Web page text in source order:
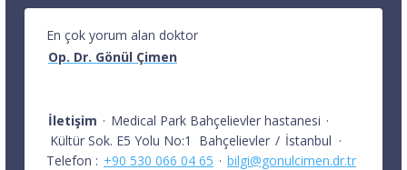
En çok yorum alan doktor
Op. Dr. Gönül Çimen
İletişim · Medical Park Bahçelievler hastanesi ·
Kültür Sok. E5 Yolu No:1
Bahçelievler / İstanbul ·
Telefon : +90 530 066 04 65 · bilgi@gonulcimen.dr.tr